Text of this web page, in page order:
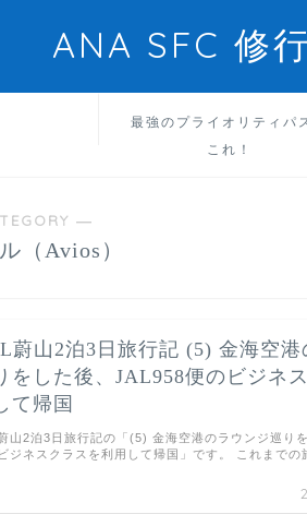
ANA SFC 修
最強のプライオリティパ
これ！
―
（Avios）
蔚山2泊3日旅行記 (5) 金海空港
をした後、JAL958便のビジネ
て帰国
山2泊3日旅行記の「(5) 金海空港のラウンジ巡り
ジネスクラスを利用して帰国」です。 これまでの